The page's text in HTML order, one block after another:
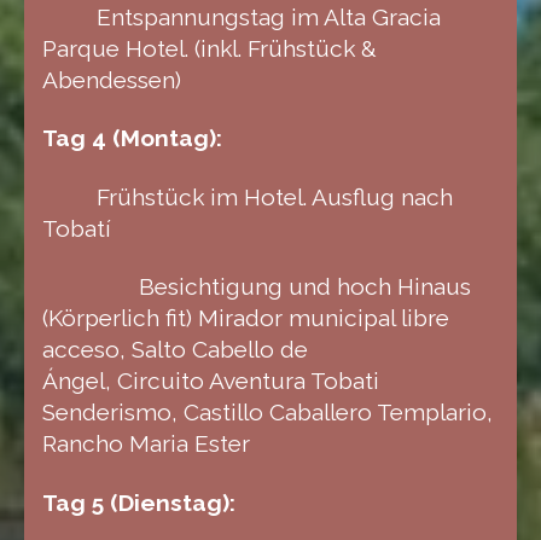
Entspannungstag im Alta Gracia
Parque Hotel. (inkl. Frühstück &
Abendessen)
Tag 4 (Montag):
Frühstück im Hotel. Ausflug nach
Tobatí
Besichtigung und hoch Hinaus
(Körperlich fit) Mirador municipal libre
acceso, Salto Cabello de
Ángel, Circuito Aventura Tobati
Senderismo, Castillo Caballero Templario,
Rancho Maria Ester
Tag 5 (Dienstag):